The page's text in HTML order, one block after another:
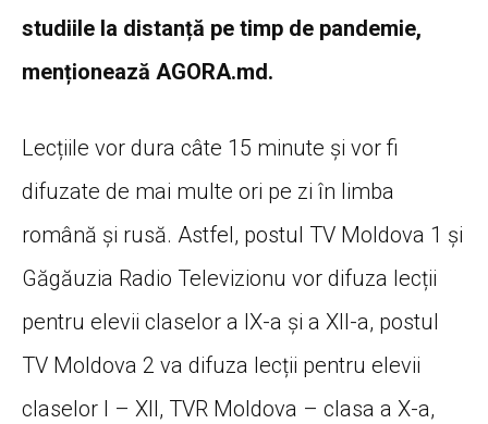
studiile la distanță pe timp de pandemie,
menționează AGORA.md.
Lecțiile vor dura câte 15 minute și vor fi
difuzate de mai multe ori pe zi în limba
română și rusă. Astfel, postul TV Moldova 1 și
Găgăuzia Radio Televizionu vor difuza lecții
pentru elevii claselor a IX-a și a XII-a, postul
TV Moldova 2 va difuza lecții pentru elevii
claselor I – XII, TVR Moldova – clasa a X-a,